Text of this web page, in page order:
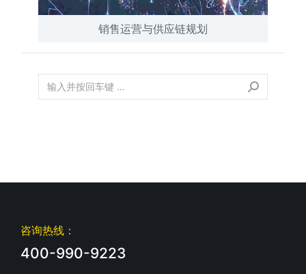
销售运营与供应链规划
咨询热线：
400-990-9223